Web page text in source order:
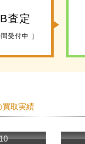
査定
受付中 ］
買取実績